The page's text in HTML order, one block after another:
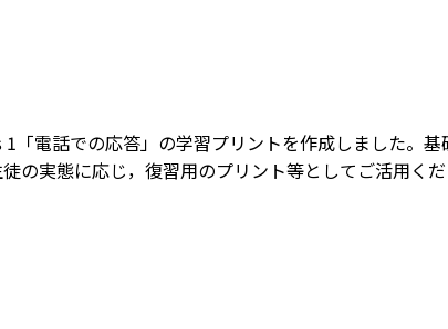
1「電話での応答」の学習プリントを作成しました。
の実態に応じ，復習用のプリント等としてご活用くだ